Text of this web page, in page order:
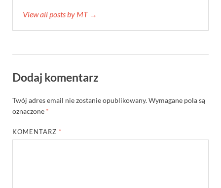
View all posts by MT →
Dodaj komentarz
Twój adres email nie zostanie opublikowany.Wymagane pola są
oznaczone *
KOMENTARZ *